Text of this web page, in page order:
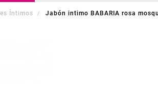
Íntimos Jabón intimo BABARIA rosa